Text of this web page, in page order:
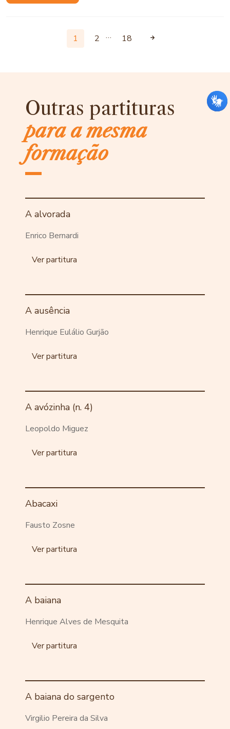
1 2 … 18
Outras partituras
para a mesma
formação
A alvorada
Enrico Bernardi
Ver partitura
A ausência
Henrique Eulálio Gurjão
Ver partitura
A avózinha (n. 4)
Leopoldo Miguez
Ver partitura
Abacaxi
Fausto Zosne
Ver partitura
A baiana
Henrique Alves de Mesquita
Ver partitura
A baiana do sargento
Virgilio Pereira da Silva